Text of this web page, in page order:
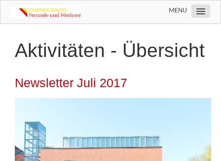
MENU
Aktivitäten
Aktivitäten - Übersicht
Newsletter Juli 2017